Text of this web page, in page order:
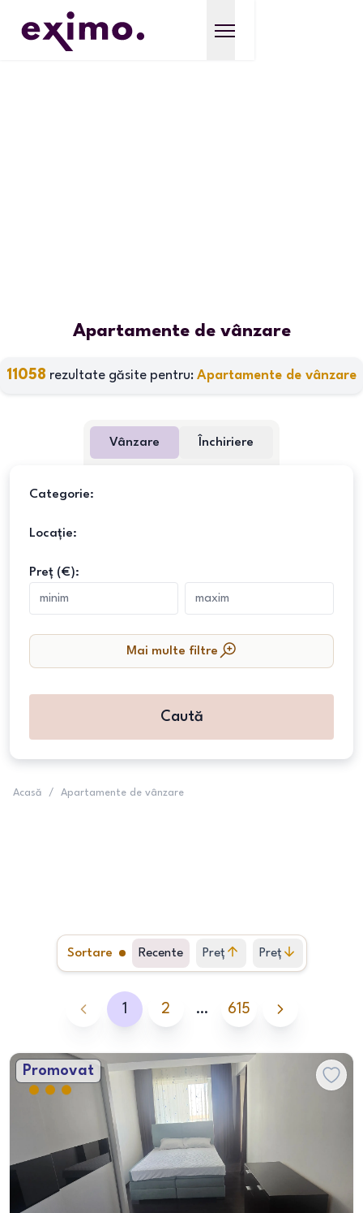
Apartamente de vânzare
11058 rezultate găsite pentru: Apartamente de vânzare
Vânzare Închiriere
Categorie:
Locație:
Preț (€):
Mai multe filtre
Caută
Acasă / Apartamente de vânzare
Sortare Recente Preț
crescător
Preț
descrescător
1 2 … 615
Promovat